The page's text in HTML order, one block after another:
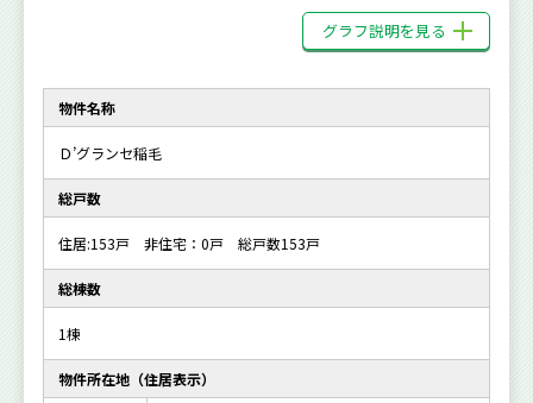
グラフ説明を見る
物件名称
Ｄ’グランセ稲毛
総戸数
住居:153戸 非住宅：0戸 総戸数153戸
総棟数
1棟
物件所在地（住居表示）